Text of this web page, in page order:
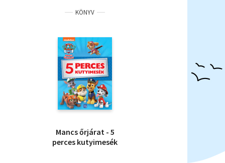
KÖNYV
Mancs őrjárat - 5
perces kutyimesék